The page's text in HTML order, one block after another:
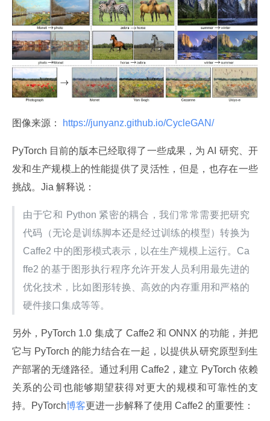
图像来源： https://junyanz.github.io/CycleGAN/
PyTorch 目前的版本已经取得了一些成果，为 AI 研究、开
发和生产规模上的性能提供了灵活性，但是，也存在一些
挑战。Jia 解释说：
由于它和 Python 紧密的耦合，我们常常需要把研究
代码（无论是训练脚本还是经过训练的模型）转换为
Caffe2 中的图形模式表示，以在生产规模上运行。Ca
ffe2 的基于图形执行程序允许开发人员利用最先进的
优化技术，比如图形转换、高效的内存重用和严格的
硬件接口集成等等。
另外，PyTorch 1.0 集成了 Caffe2 和 ONNX 的功能，并把
它与 PyTorch 的能力结合在一起，以提供从研究原型到生
产部署的无缝路径。通过利用 Caffe2，建立 PyTorch 依赖
关系的公司也能够期望获得对更大的规模和可靠性的支
持。PyTorch博客更进一步解释了使用 Caffe2 的重要性：